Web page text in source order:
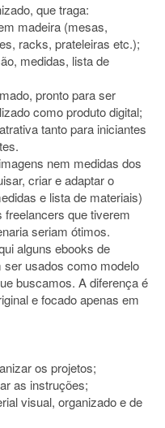
que traga:
madeira (mesas,
racks, prateleiras etc.);
medidas, lista de
pronto para ser
como produto digital;
tanto para iniciantes
nem medidas dos
criar e adaptar o
e lista de materiais)
freelancers que tiverem
seriam ótimos.
alguns ebooks de
ser usados como modelo
buscamos. A diferença é
e focado apenas em
os projetos;
as instruções;
visual, organizado e de